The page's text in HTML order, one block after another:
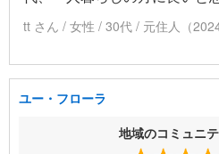
tt さん / 女性 / 30代 / 元住人（
ユー・フローラ
地域のコミュニ